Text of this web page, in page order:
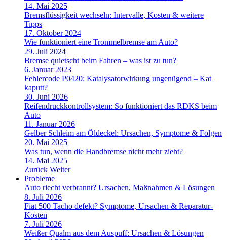
14. Mai 2025
Bremsflüssigkeit wechseln: Intervalle, Kosten & weitere
Tipps
17. Oktober 2024
Wie funktioniert eine Trommelbremse am Auto?
29. Juli 2024
Bremse quietscht beim Fahren – was ist zu tun?
6. Januar 2023
Fehlercode P0420: Katalysatorwirkung ungenügend – Kat
kaputt?
30. Juni 2026
Reifendruckkontrollsystem: So funktioniert das RDKS beim
Auto
11. Januar 2026
Gelber Schleim am Öldeckel: Ursachen, Symptome & Folgen
20. Mai 2025
Was tun, wenn die Handbremse nicht mehr zieht?
14. Mai 2025
Zurück Weiter
Probleme
Auto riecht verbrannt? Ursachen, Maßnahmen & Lösungen
8. Juli 2026
Fiat 500 Tacho defekt? Symptome, Ursachen & Reparatur-
Kosten
7. Juli 2026
Weißer Qualm aus dem Auspuff: Ursachen & Lösungen